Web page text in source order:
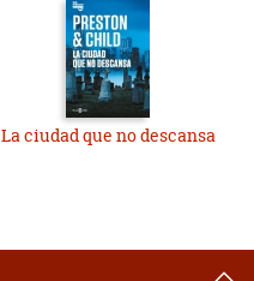
La ciudad que no descansa